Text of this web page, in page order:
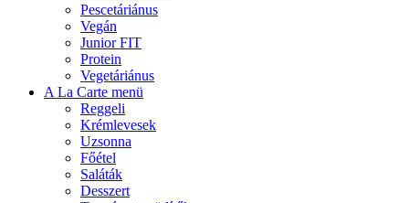
Pescetáriánus
Vegán
Junior FIT
Protein
Vegetáriánus
A La Carte menü
Reggeli
Krémlevesek
Uzsonna
Főétel
Saláták
Desszert